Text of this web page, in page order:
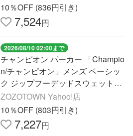
10％OFF (836円引き)
7,524円
2026/08/10 02:00まで
チャンピオン パーカー 「Champio
n/チャンピオン」メンズ ベーシッ
ク ジップフーデッドスウェットシ
ャツ メンズ
ZOZOTOWN Yahoo!店
10％OFF (803円引き)
7,227円